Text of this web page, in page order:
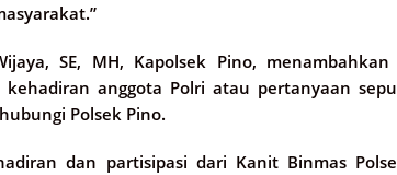
SE, MH, Kapolsek Pino,
kehadiran anggota Polri atau pertanyaan
Polsek Pino.
dan partisipasi dari Kanit Binmas